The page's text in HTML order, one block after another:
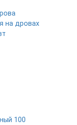
на дровах
100